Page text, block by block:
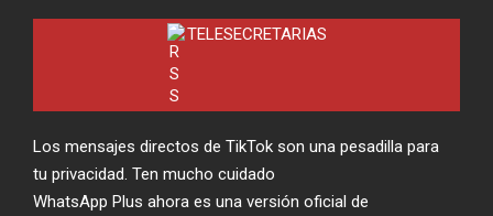
TELESECRETARIAS
Los mensajes directos de TikTok son una pesadilla para
tu privacidad. Ten mucho cuidado
WhatsApp Plus ahora es una versión oficial de